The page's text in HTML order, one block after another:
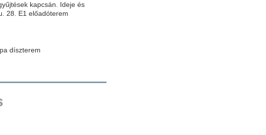
kapcsán. Ideje és
28. E1 előadóterem
díszterem